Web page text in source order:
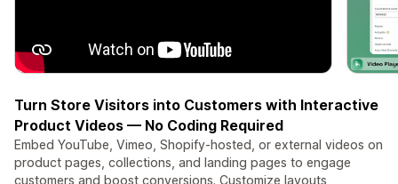
Turn Store Visitors into Customers with Interactive
Product Videos — No Coding Required
Embed YouTube, Vimeo, Shopify-hosted, or external videos on
product pages, collections, and landing pages to engage
customers and boost conversions. Customize layouts,